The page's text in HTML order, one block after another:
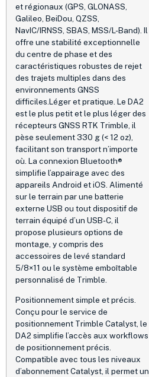
et régionaux (GPS, GLONASS,
Galileo, BeiDou, QZSS,
NavIC/IRNSS, SBAS, MSS/L-Band). Il
offre une stabilité exceptionnelle
du centre de phase et des
caractéristiques robustes de rejet
des trajets multiples dans des
environnements GNSS
difficiles.Léger et pratique. Le DA2
est le plus petit et le plus léger des
récepteurs GNSS RTK Trimble, il
pèse seulement 330 g (< 12 oz),
facilitant son transport n’importe
où. La connexion Bluetooth®
simplifie l’appairage avec des
appareils Android et iOS. Alimenté
sur le terrain par une batterie
externe USB ou tout dispositif de
terrain équipé d’un USB-C, il
propose plusieurs options de
montage, y compris des
accessoires de levé standard
5/8×11 ou le système emboîtable
personnalisé de Trimble.
Positionnement simple et précis.
Conçu pour le service de
positionnement Trimble Catalyst, le
DA2 simplifie l’accès aux workflows
de positionnement précis.
Compatible avec tous les niveaux
d’abonnement Catalyst, il permet un